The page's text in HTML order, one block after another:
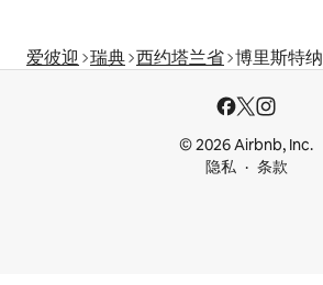
爱彼迎 瑞典 西约塔兰省 博里斯特纳
© 2026 Airbnb, Inc.
隐私
条款